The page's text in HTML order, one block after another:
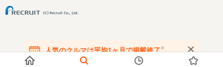
人気のクルマは平均1ヶ月で掲載終了※
在庫が無くなる前にお問い合わせください